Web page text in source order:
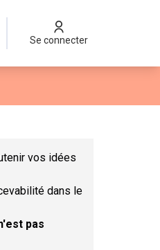
Se connecter
vos idées
dans le
pas